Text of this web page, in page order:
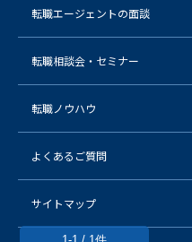
転職エージェントの面談
転職相談会・セミナー
転職ノウハウ
よくあるご質問
サイトマップ